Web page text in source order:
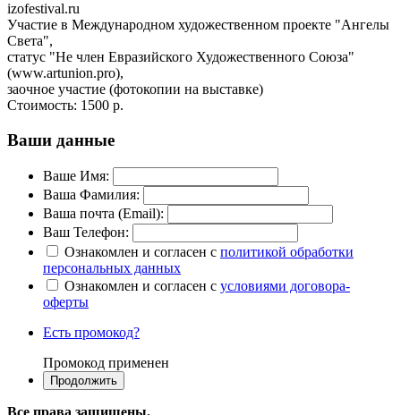
izofestival.ru
Участие в Международном художественном проекте "Ангелы
Света",
статус "Не член Евразийского Художественного Союза"
(www.artunion.pro),
заочное участие (фотокопии на выставке)
Стоимость: 1500 р.
Ваши данные
Ваше Имя:
Ваша Фамилия:
Ваша почта (Email):
Ваш Телефон:
Ознакомлен и согласен с политикой обработки
персональных данных
Ознакомлен и согласен с условиями договора-
оферты
Есть промокод?
Промокод применен
Все права защищены.